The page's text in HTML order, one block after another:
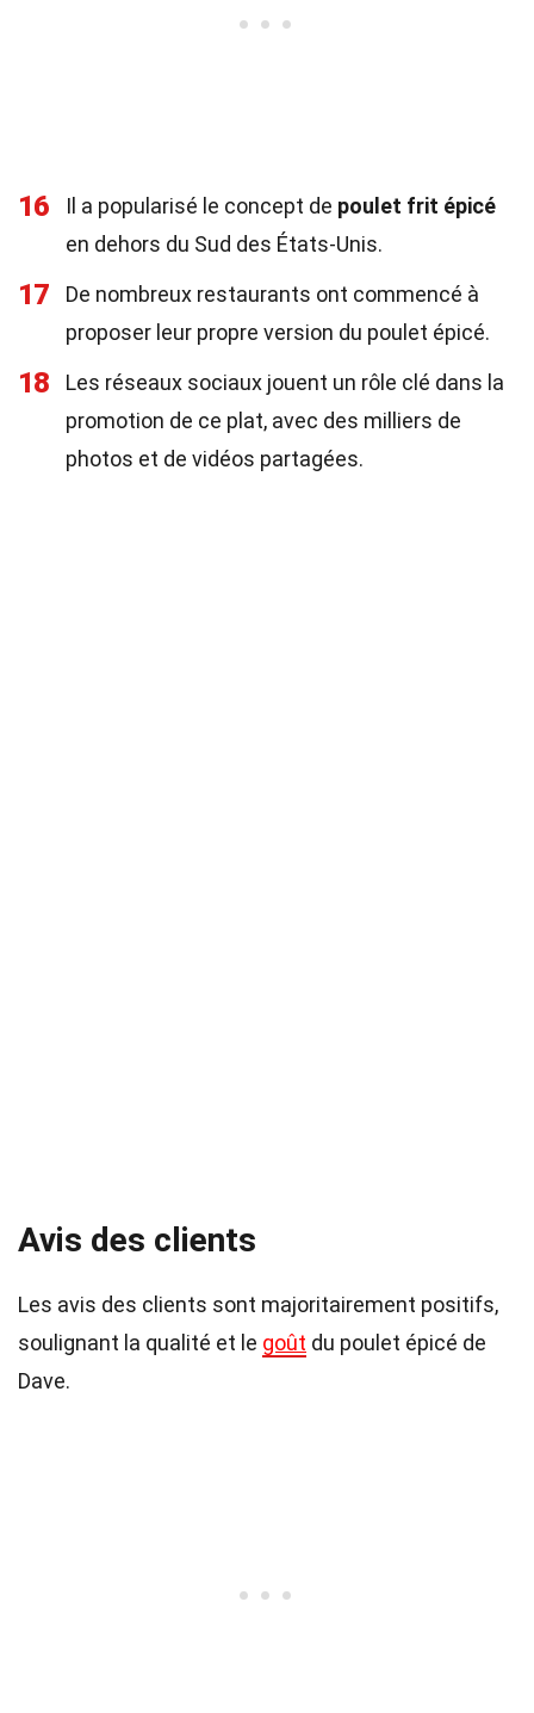
16 Il a popularisé le concept de poulet frit épicé
en dehors du Sud des États-Unis.
17
De nombreux restaurants ont commencé à
proposer leur propre version du poulet épicé.
18
Les réseaux sociaux jouent un rôle clé dans la
promotion de ce plat, avec des milliers de
photos et de vidéos partagées.
Avis des clients
Les avis des clients sont majoritairement positifs,
soulignant la qualité et le goût du poulet épicé de
Dave.